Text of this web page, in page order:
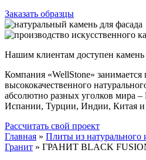
Заказать образцы
Нашим клиентам доступен
Компания «WellStone» занимается
высококачественного
абсолютно разных уголков мира
Испании, Турции, Индии, Китая и
Рассчитать свой проект
Главная » Плиты из натурального
Гранит » ГРАНИТ BLACK